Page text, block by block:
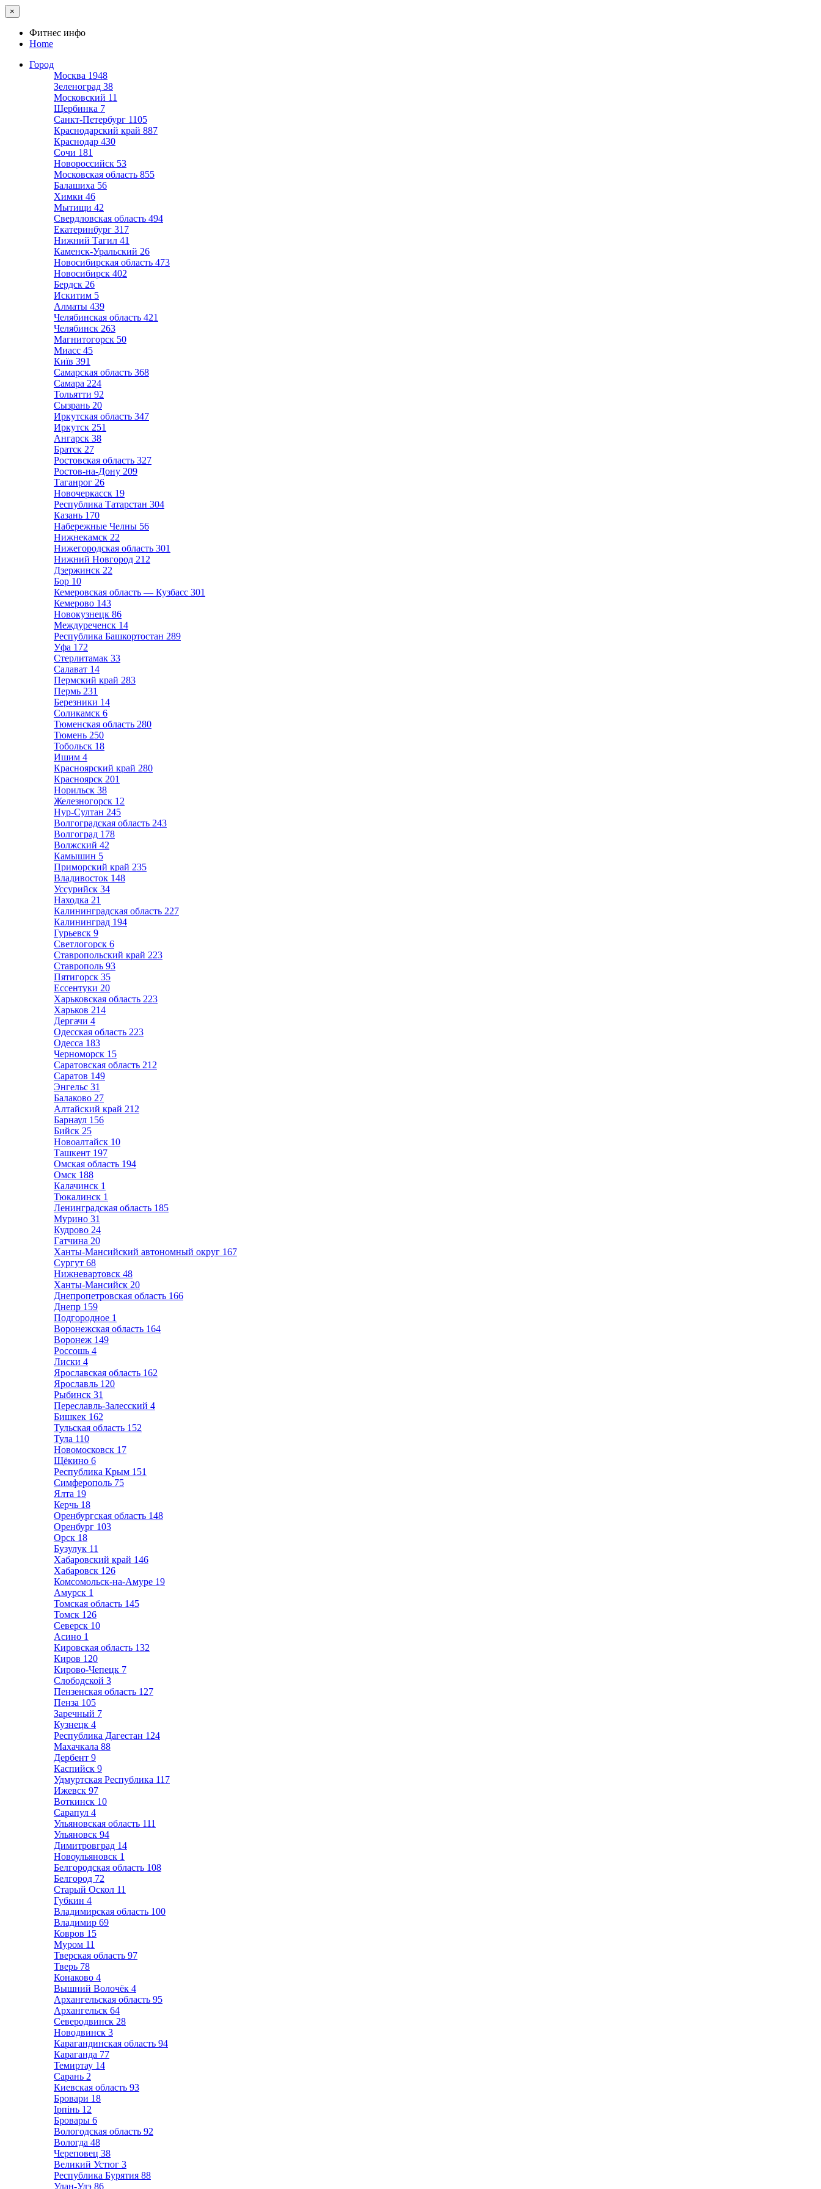
×
Фитнес инфо
Home
Город
Москва 1948
Зеленоград 38
Московский 11
Щербинка 7
Санкт-Петербург 1105
Краснодарский край 887
Краснодар 430
Сочи 181
Новороссийск 53
Московская область 855
Балашиха 56
Химки 46
Мытищи 42
Свердловская область 494
Екатеринбург 317
Нижний Тагил 41
Каменск-Уральский 26
Новосибирская область 473
Новосибирск 402
Бердск 26
Искитим 5
Алматы 439
Челябинская область 421
Челябинск 263
Магнитогорск 50
Миасс 45
Київ 391
Самарская область 368
Самара 224
Тольятти 92
Сызрань 20
Иркутская область 347
Иркутск 251
Ангарск 38
Братск 27
Ростовская область 327
Ростов-на-Дону 209
Таганрог 26
Новочеркасск 19
Республика Татарстан 304
Казань 170
Набережные Челны 56
Нижнекамск 22
Нижегородская область 301
Нижний Новгород 212
Дзержинск 22
Бор 10
Кемеровская область — Кузбасс 301
Кемерово 143
Новокузнецк 86
Междуреченск 14
Республика Башкортостан 289
Уфа 172
Стерлитамак 33
Салават 14
Пермский край 283
Пермь 231
Березники 14
Соликамск 6
Тюменская область 280
Тюмень 250
Тобольск 18
Ишим 4
Красноярский край 280
Красноярск 201
Норильск 38
Железногорск 12
Нур-Султан 245
Волгоградская область 243
Волгоград 178
Волжский 42
Камышин 5
Приморский край 235
Владивосток 148
Уссурийск 34
Находка 21
Калининградская область 227
Калининград 194
Гурьевск 9
Светлогорск 6
Ставропольский край 223
Ставрополь 93
Пятигорск 35
Ессентуки 20
Харьковская область 223
Харьков 214
Дергачи 4
Одесская область 223
Одесса 183
Черноморск 15
Саратовская область 212
Саратов 149
Энгельс 31
Балаково 27
Алтайский край 212
Барнаул 156
Бийск 25
Новоалтайск 10
Ташкент 197
Омская область 194
Омск 188
Калачинск 1
Тюкалинск 1
Ленинградская область 185
Мурино 31
Кудрово 24
Гатчина 20
Ханты-Мансийский автономный округ 167
Сургут 68
Нижневартовск 48
Ханты-Мансийск 20
Днепропетровская область 166
Днепр 159
Подгородное 1
Воронежская область 164
Воронеж 149
Россошь 4
Лиски 4
Ярославская область 162
Ярославль 120
Рыбинск 31
Переславль-Залесский 4
Бишкек 162
Тульская область 152
Тула 110
Новомосковск 17
Щёкино 6
Республика Крым 151
Симферополь 75
Ялта 19
Керчь 18
Оренбургская область 148
Оренбург 103
Орск 18
Бузулук 11
Хабаровский край 146
Хабаровск 126
Комсомольск-на-Амуре 19
Амурск 1
Томская область 145
Томск 126
Северск 10
Асино 1
Кировская область 132
Киров 120
Кирово-Чепецк 7
Слободской 3
Пензенская область 127
Пенза 105
Заречный 7
Кузнецк 4
Республика Дагестан 124
Махачкала 88
Дербент 9
Каспийск 9
Удмуртская Республика 117
Ижевск 97
Воткинск 10
Сарапул 4
Ульяновская область 111
Ульяновск 94
Димитровград 14
Новоульяновск 1
Белгородская область 108
Белгород 72
Старый Оскол 11
Губкин 4
Владимирская область 100
Владимир 69
Ковров 15
Муром 11
Тверская область 97
Тверь 78
Конаково 4
Вышний Волочёк 4
Архангельская область 95
Архангельск 64
Северодвинск 28
Новодвинск 3
Карагандинская область 94
Караганда 77
Темиртау 14
Сарань 2
Киевская область 93
Бровари 18
Ірпінь 12
Бровары 6
Вологодская область 92
Вологда 48
Череповец 38
Великий Устюг 3
Республика Бурятия 88
Улан-Удэ 86